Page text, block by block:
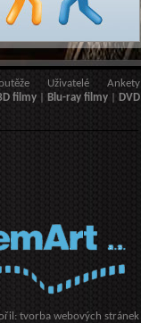
Ankety
Uživatelé
filmy| Blu-ray filmy| DVD
tvorba webových stránek